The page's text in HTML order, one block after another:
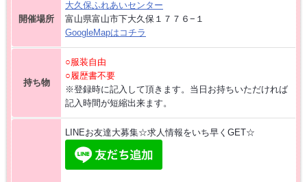
開催場所
大久保ふれあいセンター
富山県富山市下大久保１７７６−１
GoogleMapはコチラ
持ち物
○服装自由
○履歴書不要
※登録時に記入して頂きます。当日お持ちいただければ
記入時間が短縮出来ます。
LINEお友達大募集☆求人情報をいち早くGET☆